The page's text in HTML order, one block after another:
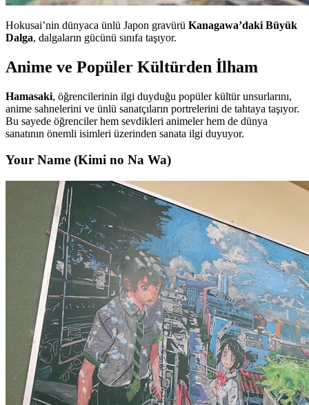
Hokusai’nin dünyaca ünlü Japon gravürü Kanagawa’daki Büyük
Dalga, dalgaların gücünü sınıfa taşıyor.
Anime ve Popüler Kültürden İlham
Hamasaki, öğrencilerinin ilgi duyduğu popüler kültür unsurlarını,
anime sahnelerini ve ünlü sanatçıların portrelerini de tahtaya taşıyor.
Bu sayede öğrenciler hem sevdikleri animeler hem de dünya
sanatının önemli isimleri üzerinden sanata ilgi duyuyor.
Your Name (Kimi no Na Wa)